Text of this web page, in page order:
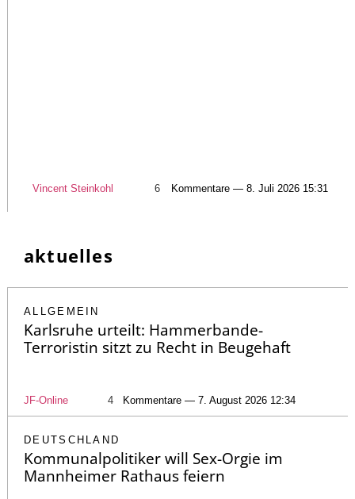
Vincent Steinkohl 6 Kommentare — 8. Juli 2026 15:31
aktuelles
ALLGEMEIN
Karlsruhe urteilt: Hammerbande-
Terroristin sitzt zu Recht in Beugehaft
JF-Online 4 Kommentare — 7. August 2026 12:34
DEUTSCHLAND
Kommunalpolitiker will Sex-Orgie im
Mannheimer Rathaus feiern